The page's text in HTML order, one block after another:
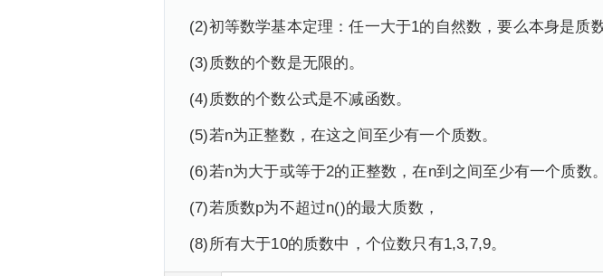
(2)初等数学基本定理：任一大于1的自然数，要么本身是质
(3)质数的个数是无限的。
(4)质数的个数公式是不减函数。
(5)若n为正整数，在这之间至少有一个质数。
(6)若n为大于或等于2的正整数，在n到之间至少有一个质数。
(7)若质数p为不超过n()的最大质数，
(8)所有大于10的质数中，个位数只有1,3,7,9。